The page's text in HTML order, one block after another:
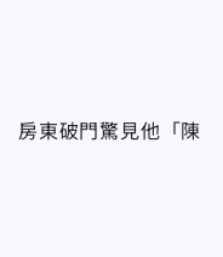
房東破門驚見他「陳